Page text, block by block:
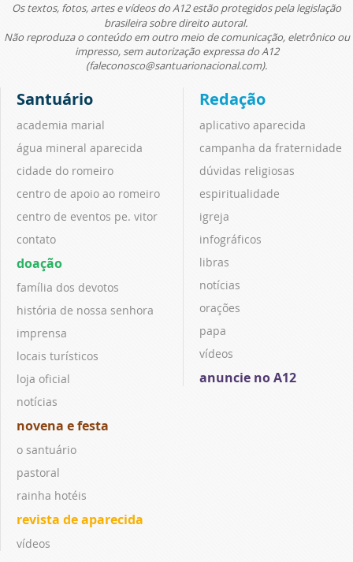
Os textos, fotos, artes e vídeos do A12 estão protegidos pela legislação
brasileira sobre direito autoral.
Não reproduza o conteúdo em outro meio de comunicação, eletrônico ou
impresso, sem autorização expressa do A12
(faleconosco@santuarionacional.com).
Santuário
academia marial
água mineral aparecida
cidade do romeiro
centro de apoio ao romeiro
centro de eventos pe. vitor
contato
doação
família dos devotos
história de nossa senhora
imprensa
locais turísticos
loja oficial
notícias
novena e festa
o santuário
pastoral
rainha hotéis
revista de aparecida
vídeos
Redação
aplicativo aparecida
campanha da fraternidade
dúvidas religiosas
espiritualidade
igreja
infográficos
libras
notícias
orações
papa
vídeos
anuncie no A12